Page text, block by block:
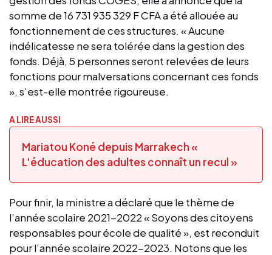
somme de 16 731 935 329 F CFA a été allouée au
fonctionnement de ces structures. « Aucune
indélicatesse ne sera tolérée dans la gestion des
fonds. Déjà, 5 personnes seront relevées de leurs
fonctions pour malversations concernant ces fonds
», s’est-elle montrée rigoureuse.
A LIRE AUSSI
Mariatou Koné depuis Marrakech «
L'éducation des adultes connaît un recul »
Pour finir, la ministre a déclaré que le thème de
l’année scolaire 2021-2022 « Soyons des citoyens
responsables pour école de qualité », est reconduit
pour l’année scolaire 2022-2023. Notons que les